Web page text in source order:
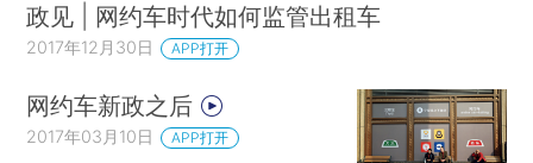
政见 | 网约车时代如何监管出租车
2017年12月30日 APP打开
网约车新政之后
2017年03月10日 APP打开